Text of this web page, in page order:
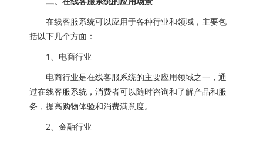
在线客服系统可以应用于各种行业和领域，主要包
括以下几个方面：
1、电商行业
电商行业是在线客服系统的主要应用领域之一，通
过在线客服系统，消费者可以随时咨询和了解产品和服
务，提高购物体验和消费满意度。
2、金融行业